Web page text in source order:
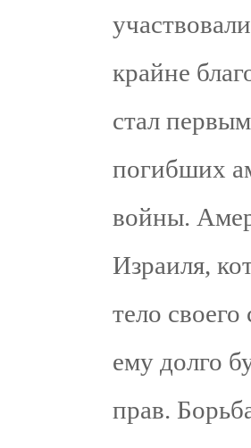
крайне
стал
погибших
войны.
Израиля,
тело
ему долго
прав.